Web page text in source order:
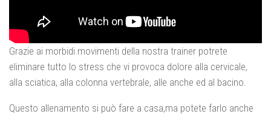
Grazie ai morbidi movimenti della nostra trainer potrete
eliminare tutto lo stress che vi provoca dolore alla cervicale,
alla sciatica, alla colonna vertebrale, alle anche ed al bacino.
Questo allenamento si può fare a casa,ma potete farlo anche